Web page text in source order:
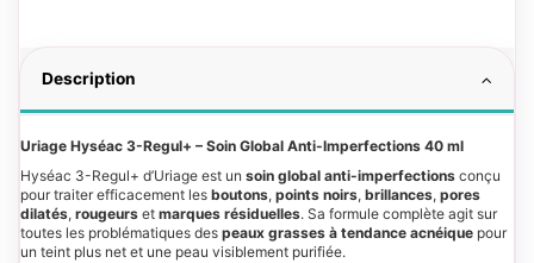
Description
Uriage Hyséac 3-Regul+ – Soin Global Anti-Imperfections 40 ml
Hyséac 3-Regul+ d’Uriage est un soin global anti-imperfections conçu
pour traiter efficacement les boutons, points noirs, brillances, pores
dilatés, rougeurs et marques résiduelles. Sa formule complète agit sur
toutes les problématiques des peaux grasses à tendance acnéique pour
un teint plus net et une peau visiblement purifiée.